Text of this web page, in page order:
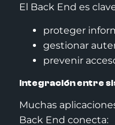
El Back End es
proteger
gestionar
prevenir
Integración entre
Muchas
Back End conecta: